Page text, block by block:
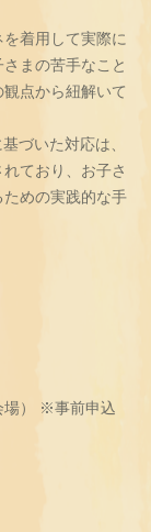
着用して実際に
まの苦手なこと
点から紐解いて
づいた対応は、
ており、お子さ
めの実践的な手
場） ※事前申込